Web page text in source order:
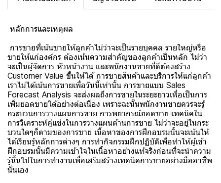
หลักการและเหตุผล
การขายที่เน้นขายให้ลูกค้าไม่ว่าจะเป็นรายบุคคล รายใหญ่หรือ
ขายให้แก่องค์กร ต้องเน้นความสำคัญของลูกค้าเป็นหลัก ไม่ว่า
จะเป็นผู้จัดการ หัวหน้างาน และพนักงานขายที่ดีต้องสร้าง
Customer Value ขึ้นให้ได้ การขายสินค้าและบริการให้แก่ลูกค้า
เราไม่ได้เน้นการขายเพื่อวันนี้เท่านั้น การขายแบบ Sales
Forecast Analysis จะส่งผลถึงการขายในระยะยาวเพื่อเป็นการ
เพิ่มยอดขายได้อย่างต่อเนื่อง เพราะฉะนั้นพนักงานขายควรจะรู้
กระบวนการวางแผนการขาย การพยากรณ์ยอดขาย เทคนิคใน
การวิเคราะห์คู่แข่งในการวางแผนด้านการขาย ไม่ว่าจะอยู่ในกระ
บวนใดๆก็ตามของการขาย เนื้อหาของการฝึกอบรมนั้นจะเน้นให้
ได้เรียนรู้หลักการต่างๆ การทำกิจกรรมฝึกปฏิบัติเพื่อทำให้ผู้เข้า
ฝึกอบรมนั้นมีความเข้าใจในเนื้อหาอย่างแท้จริงก่อนที่จะนำความ
รู้นั้นไปในการทำงานเพื่อเสริมสร้างเทคนิคการขายอย่างมืออาชีพ
นั่นเอง